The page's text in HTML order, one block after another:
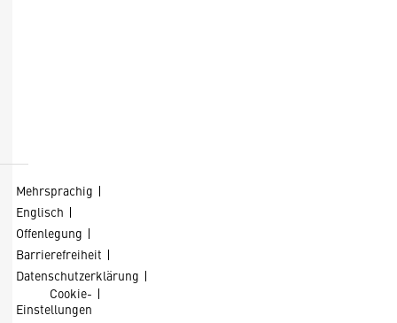
Mehrsprachig
Englisch
Offenlegung
Barrierefreiheit
Datenschutzerklärung
Cookie-
Einstellungen
e
e
it